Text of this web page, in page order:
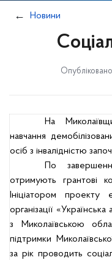
Новини
На
навчання
осіб з інвалідністю
По
отримують грантові
Ініціатором проекту
організації
з Миколаївською
підтримки
за рік проводить